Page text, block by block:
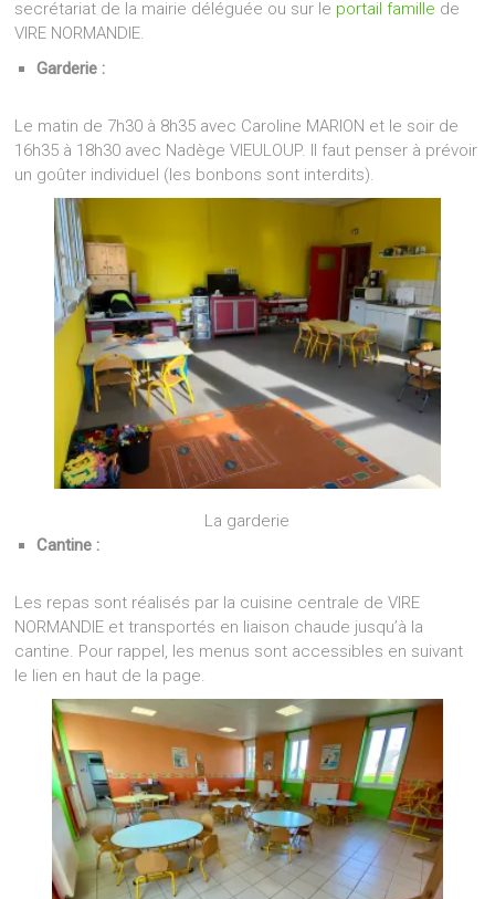
secrétariat de la mairie déléguée ou sur le portail famille de
VIRE NORMANDIE.
Garderie :
Le matin de 7h30 à 8h35 avec Caroline MARION et le soir de
16h35 à 18h30 avec Nadège VIEULOUP. Il faut penser à prévoir
un goûter individuel (les bonbons sont interdits).
La garderie
Cantine :
Les repas sont réalisés par la cuisine centrale de VIRE
NORMANDIE et transportés en liaison chaude jusqu’à la
cantine. Pour rappel, les menus sont accessibles en suivant
le lien en haut de la page.